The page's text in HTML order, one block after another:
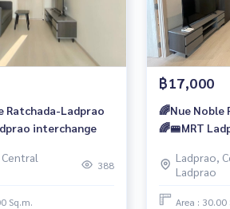
Ratchada-Ladprao
interchange
388
Sq.m.
฿17,000
🌈Nue Noble
🌈🚝MRT
Ladprao,
Ladprao
Area : 30.00